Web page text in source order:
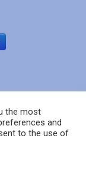
the most
and
to the use of